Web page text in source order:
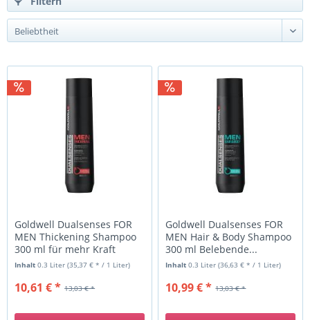
Goldwell Dualsenses FOR
MEN Thickening Shampoo
300 ml für mehr Kraft
und...
Inhalt0.3 Liter(35,37 € * / 1 Liter)
13,03 € *
10,61 € *
Goldwell Dualsenses FOR
MEN Hair & Body Shampoo
300 ml Belebende...
Inhalt0.3 Liter(36,63 € * / 1 Liter)
13,03 € *
10,99 € *